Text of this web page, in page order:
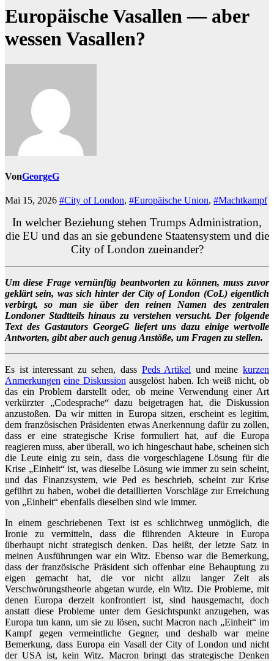
Europäische Vasallen — aber
wessen Vasallen?
VonGeorgeG
Mai 15, 2026 #City of London, #Europäische Union, #Machtkampf
In welcher Beziehung stehen Trumps Administration,
die EU und das an sie gebundene Staatensystem und die
City of London zueinander?
Um diese Frage vernünftig beantworten zu können, muss zuvor
geklärt sein, was sich hinter der City of London (CoL) eigentlich
verbirgt, so man sie über den reinen Namen des zentralen
Londoner Stadtteils hinaus zu verstehen versucht. Der folgende
Text des Gastautors GeorgeG liefert uns dazu einige wertvolle
Antworten, gibt aber auch genug Anstöße, um Fragen zu stellen.
Es ist interessant zu sehen, dass Peds Artikel und meinekurzen
Anmerkungen eine Diskussionausgelöst haben. Ich weiß nicht, ob
das ein Problem darstellt oder, ob meine Verwendung einer Art
verkürzter „Codesprache“ dazu beigetragen hat, die Diskussion
anzustoßen. Da wir mitten in Europa sitzen, erscheint es legitim,
dem französischen Präsidenten etwas Anerkennung dafür zu zollen,
dass er eine strategische Krise formuliert hat, auf die Europa
reagieren muss, aber überall, wo ich hingeschaut habe, scheinen sich
die Leute einig zu sein, dass die vorgeschlagene Lösung für die
Krise „Einheit“ ist, was dieselbe Lösung wie immer zu sein scheint,
und das Finanzsystem, wie Ped es beschrieb, scheint zur Krise
geführt zu haben, wobei die detaillierten Vorschläge zur Erreichung
von „Einheit“ ebenfalls dieselben sind wie immer.
In einem geschriebenen Text ist es schlichtweg unmöglich, die
Ironie zu vermitteln, dass die führenden Akteure in Europa
überhaupt nicht strategisch denken. Das heißt, der letzte Satz in
meinen Ausführungen war ein Witz. Ebenso war die Bemerkung,
dass der französische Präsident sich offenbar eine Behauptung zu
eigen gemacht hat, die vor nicht allzu langer Zeit als
Verschwörungstheorie abgetan wurde, ein Witz. Die Probleme, mit
denen Europa derzeit konfrontiert ist, sind hausgemacht, doch
anstatt diese Probleme unter dem Gesichtspunkt anzugehen, was
Europa tun kann, um sie zu lösen, sucht Macron nach „Einheit“ im
Kampf gegen vermeintliche Gegner, und deshalb war meine
Bemerkung, dass Europa ein Vasall der City of London und nicht
der USA ist, kein Witz. Macron bringt das strategische Denken